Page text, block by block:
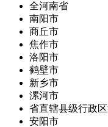
全河南省
南阳市
商丘市
焦作市
洛阳市
鹤壁市
新乡市
漯河市
省直辖县级行政区
安阳市